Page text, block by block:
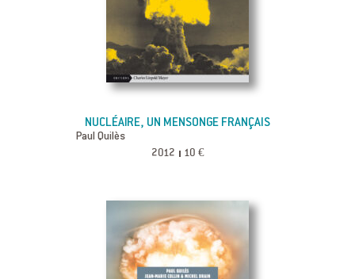
NUCLÉAIRE, UN MENSONGE FRANÇAIS
Paul Quilès
2012 10 €